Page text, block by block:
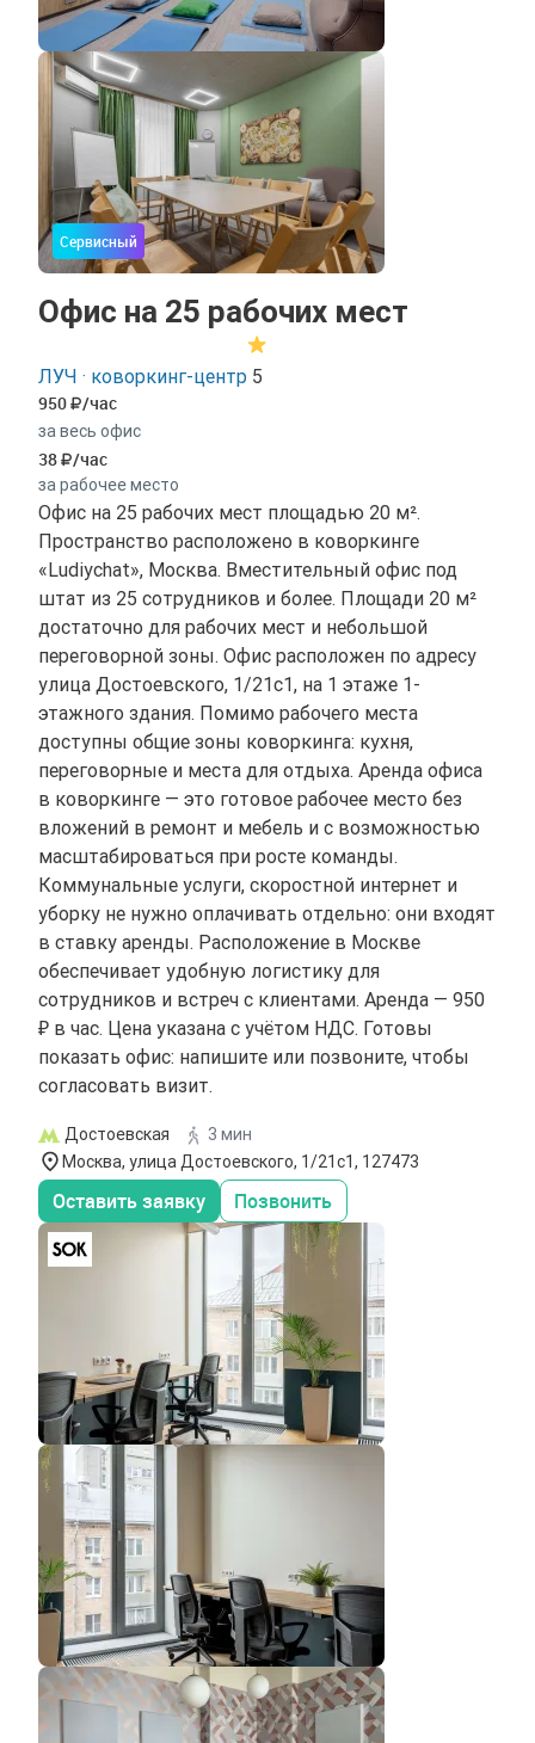
Сервисный
Офис на 25 рабочих мест
ЛУЧ · коворкинг-центр 5
950 /час
за весь офис
38 /час
за рабочее место
Офис на 25 рабочих мест площадью 20 м².
Пространство расположено в коворкинге
«Ludiychat», Москва. Вместительный офис под
штат из 25 сотрудников и более. Площади 20 м²
достаточно для рабочих мест и небольшой
переговорной зоны. Офис расположен по адресу
улица Достоевского, 1/21с1, на 1 этаже 1-
этажного здания. Помимо рабочего места
доступны общие зоны коворкинга: кухня,
переговорные и места для отдыха. Аренда офиса
в коворкинге — это готовое рабочее место без
вложений в ремонт и мебель и с возможностью
масштабироваться при росте команды.
Коммунальные услуги, скоростной интернет и
уборку не нужно оплачивать отдельно: они входят
в ставку аренды. Расположение в Москве
обеспечивает удобную логистику для
сотрудников и встреч с клиентами. Аренда — 950
₽ в час. Цена указана с учётом НДС. Готовы
показать офис: напишите или позвоните, чтобы
согласовать визит.
Достоевская
3 мин
Москва, улица Достоевского, 1/21с1, 127473
Оставить заявку Позвонить